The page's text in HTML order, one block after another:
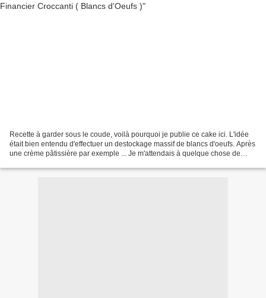
Recette à garder sous le coude, voilà pourquoi je publie ce cake ici. L'idée
était bien entendu d'effectuer un destockage massif de blancs d'oeufs. Après
une crème pâtissière par exemple ... Je m'attendais à quelque chose de